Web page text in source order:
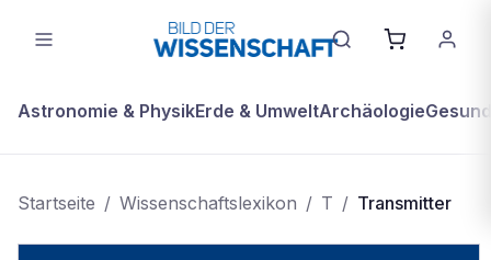
Astronomie & PhysikErde & UmweltArchäologie
Startseite / Wissenschaftslexikon / T / Transmitter